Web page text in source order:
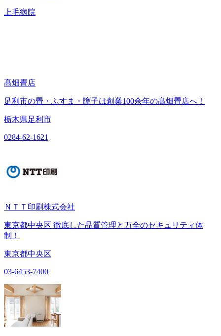
上毛病院
髙畑畳店
足利市の畳・ふすま・障子は創業100余年の髙畑畳店へ！
栃木県足利市
0284-62-1621
ＮＴＴ印刷株式会社
東京都中央区 徹底した品質管理と万全のセキュリティ体
制！
東京都中央区
03-6453-7400